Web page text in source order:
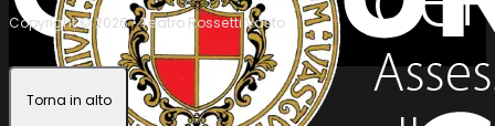
Copyright © 2026 • Teatro Rossetti Vasto
Torna in alto